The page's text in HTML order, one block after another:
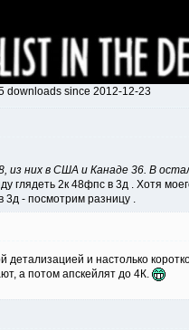
downloads since 2012-12-23
из них в США и Канаде 36. В
глядеть 2к 48фпс в 3д . Хотя
3д - посмотрим разницу .
детализацией и настолько
а потом апскейлят до 4К.